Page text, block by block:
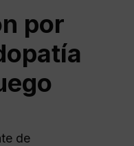
por
de